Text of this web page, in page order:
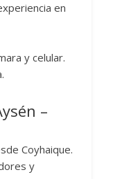
en
y celular.
–
Coyhaique.
y